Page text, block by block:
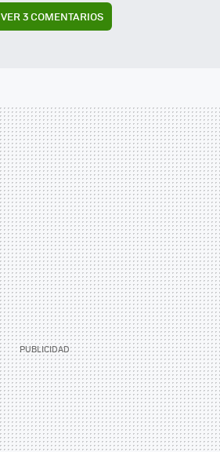
VER3 COMENTARIOS